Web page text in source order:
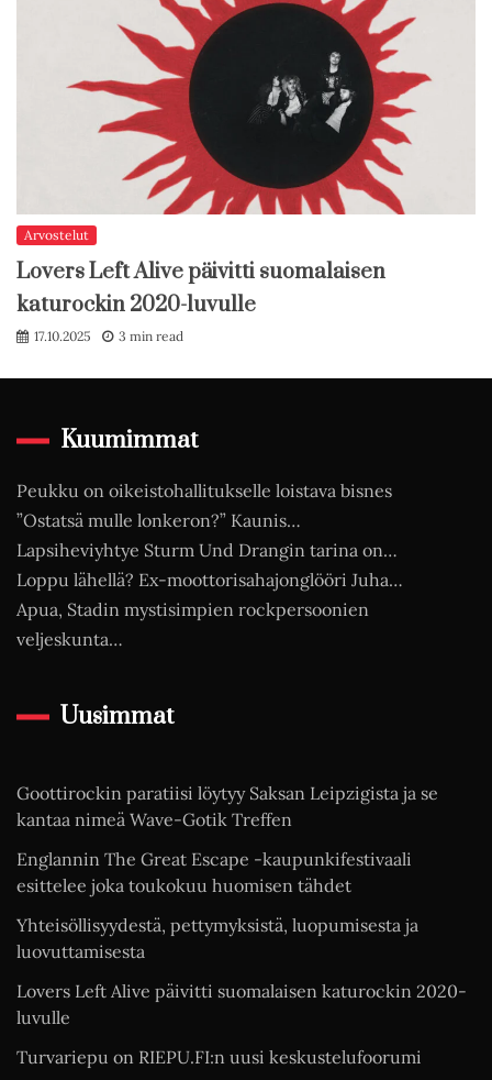
Arvostelut
Lovers Left Alive päivitti suomalaisen
katurockin 2020-luvulle
17.10.2025 3 min read
Kuumimmat
Peukku on oikeistohallitukselle loistava bisnes
”Ostatsä mulle lonkeron?” Kaunis…
Lapsiheviyhtye Sturm Und Drangin tarina on…
Loppu lähellä? Ex-moottorisahajonglööri Juha…
Apua, Stadin mystisimpien rockpersoonien
veljeskunta…
Uusimmat
Goottirockin paratiisi löytyy Saksan Leipzigista ja se
kantaa nimeä Wave-Gotik Treffen
Englannin The Great Escape -kaupunkifestivaali
esittelee joka toukokuu huomisen tähdet
Yhteisöllisyydestä, pettymyksistä, luopumisesta ja
luovuttamisesta
Lovers Left Alive päivitti suomalaisen katurockin 2020-
luvulle
Turvariepu on RIEPU.FI:n uusi keskustelufoorumi